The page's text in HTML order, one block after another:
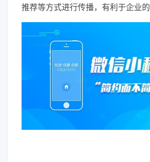
推荐等方式进行传播，有利于企业的